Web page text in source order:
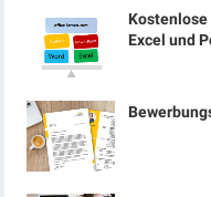
Kostenlose
Excel und